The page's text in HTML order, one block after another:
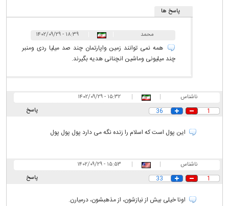
پاسخ ها
محمد ۱۸:۳۹ - ۱۴۰۲/۰۹/۲۹
همه نمی توانند زمین واپارتمان چند صد میلیا ردی ومنبر
چند میلیونی وماشین انچنانی هدیه بگیرند‌.
ناشناس |
|
۱۵:۳۲ - ۱۴۰۲/۰۹/۲۹
پاسخ
1
36
این پول است که اسلام را زنده نگه می دارد پول پول پول
ناشناس |
|
۱۵:۵۳ - ۱۴۰۲/۰۹/۲۹
پاسخ
1
33
اونا خیلی بیش از نیازشون، از مذهبشون، درمیارن.